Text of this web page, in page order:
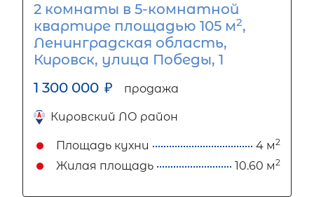
2 комнаты в 5-комнатной
квартире площадью 105 м2,
Ленинградская область,
Кировск, улица Победы, 1
1 300 000 ₽ продажа
Кировский ЛО район
Площадь кухни 4 м2
Жилая площадь 10.60 м2